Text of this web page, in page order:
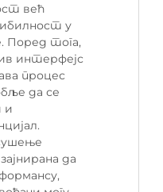
већ
у
Поред тога,
интерфејс
процес
да се
и
да